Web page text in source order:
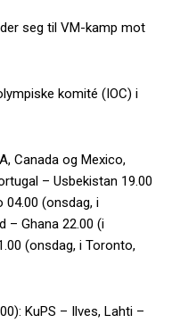
seg til VM-kamp mot
komité (IOC) i
Canada og Mexico,
– Usbekistan 19.00
04.00 (onsdag, i
– Ghana 22.00 (i
(onsdag, i Toronto,
KuPS – Ilves, Lahti –